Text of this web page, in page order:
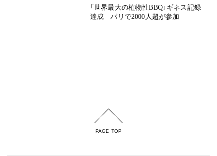
「世界最大の植物性BBQ」ギネス記録
達成 パリで2000人超が参加
PAGE TOP